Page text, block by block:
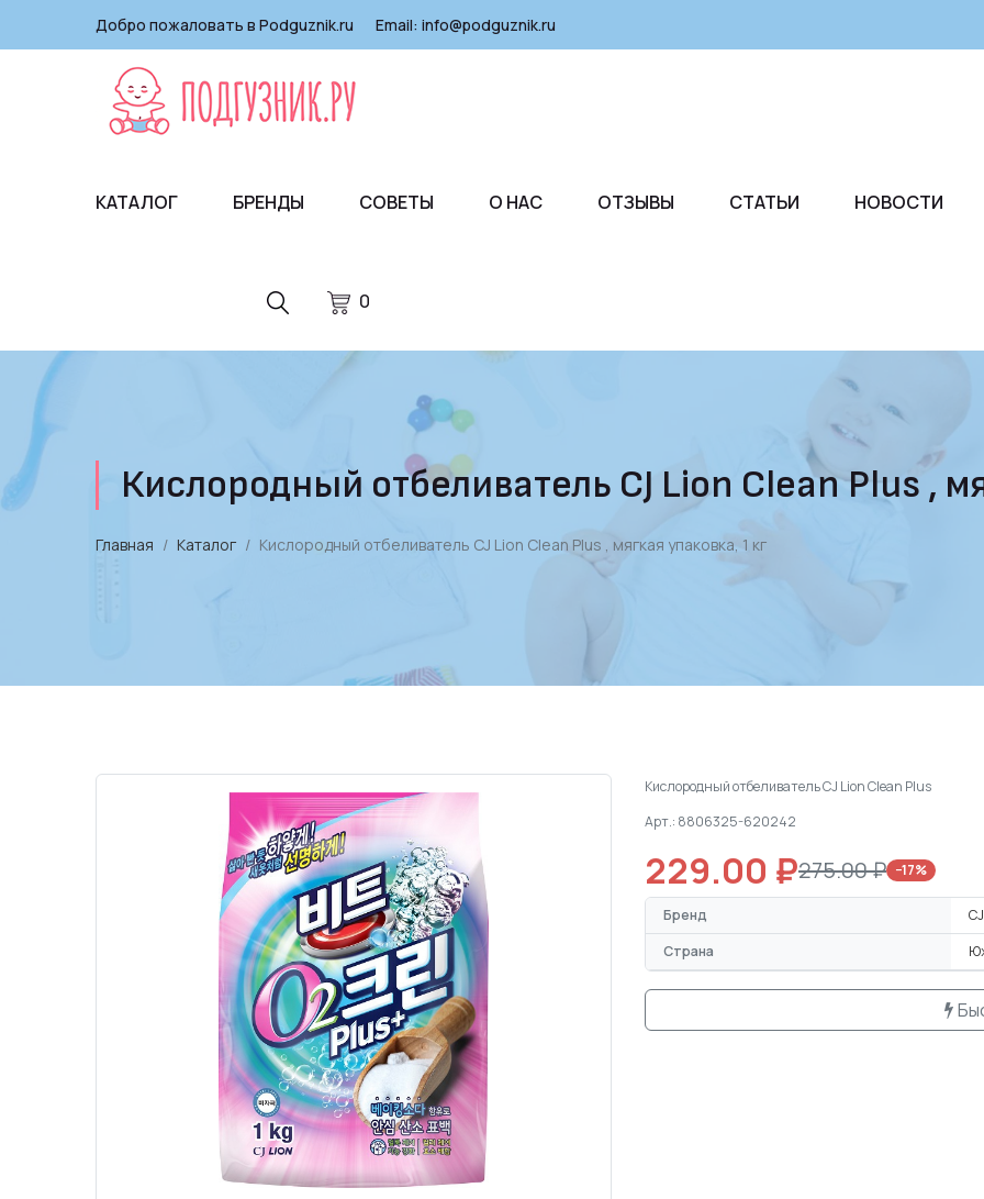
Добро пожаловать в Podguznik.ru Email: info@podguznik.ru
0
КАТАЛОГ БРЕНДЫ СОВЕТЫ О НАС ОТЗЫВЫ СТАТЬИ НОВОСТИ
Кислородный отбеливатель CJ Lion Clean Plus ,
Главная Каталог Кислородный отбеливатель CJ Lion Clean Plus , мягкая упаковка, 1 кг
Кислородный отбеливатель CJ Lion Clean Plus
Арт.: 8806325-620242
229.00 ₽275.00 ₽ −17%
Бренд
Страна